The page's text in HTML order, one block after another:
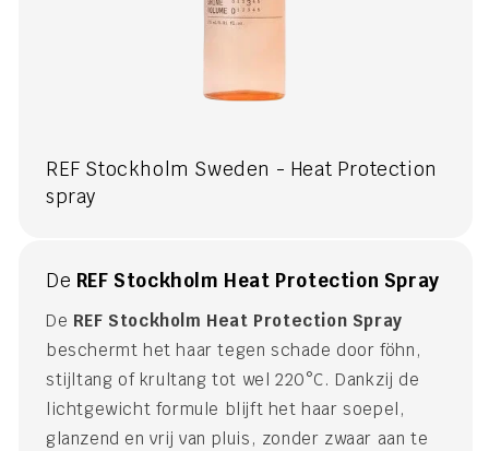
REF Stockholm Sweden - Heat Protection
spray
De REF Stockholm Heat Protection Spray
De REF Stockholm Heat Protection Spray
beschermt het haar tegen schade door föhn,
stijltang of krultang tot wel 220°C. Dankzij de
lichtgewicht formule blijft het haar soepel,
glanzend en vrij van pluis, zonder zwaar aan te